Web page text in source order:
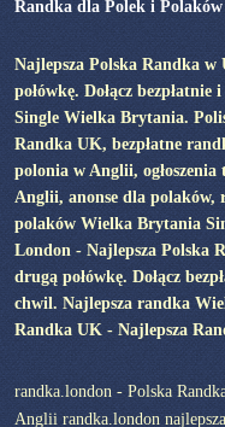
Randka dla Polek i
Najlepsza Polska Randka
połówkę. Dołącz
Single Wielka Brytania.
Randka UK, bezpłatne
polonia w Anglii,
Anglii, anonse dla
polaków Wielka Brytania
London - Najlepsza Polska
drugą połówkę. Dołącz
chwil. Najlepsza randka
Randka UK - Najlepsza
randka.london - Polska
Anglii randka.london